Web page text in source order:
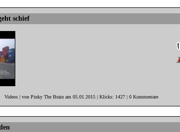
schief
Videos | von Pinky The Brain am 05.01.2015 | Klicks: 1427 | 0 Kommentare